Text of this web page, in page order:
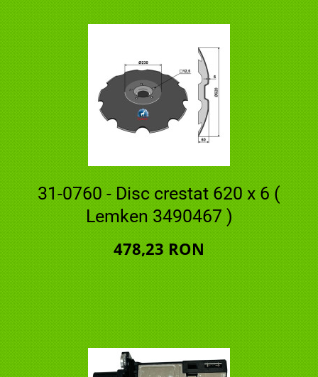
31-0760 - Disc crestat 620 x 6 (
Lemken 3490467 )
478,23 RON